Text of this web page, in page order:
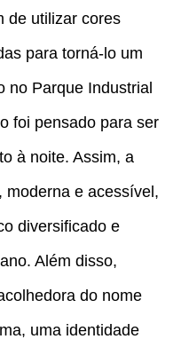
de utilizar cores
para torná-lo um
no Parque Industrial
foi pensado para ser
à noite. Assim, a
moderna e acessível,
diversificado e
Além disso,
do nome
uma identidade